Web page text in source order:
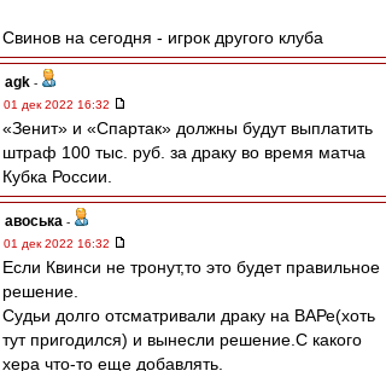
Свинов на сегодня - игрок другого клуба
agk -
01 дек 2022 16:32
«Зенит» и «Спартак» должны будут выплатить
штраф 100 тыс. руб. за драку во время матча
Кубка России.
авоська -
01 дек 2022 16:32
Если Квинси не тронут,то это будет правильное
решение.
Судьи долго отсматривали драку на ВАРе(хоть
тут пригодился) и вынесли решение.С какого
хера что-то еще добавлять.